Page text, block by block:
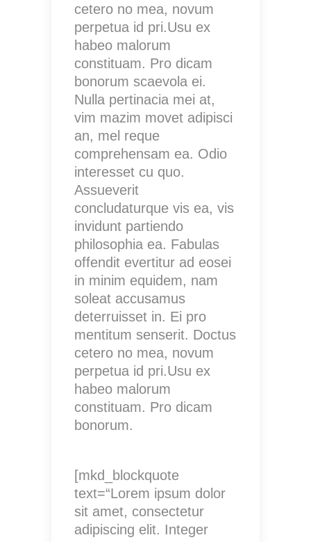
cetero no mea, novum
perpetua id pri.Usu ex
habeo malorum
constituam. Pro dicam
bonorum scaevola ei.
Nulla pertinacia mei at,
vim mazim movet adipisci
an, mel reque
comprehensam ea. Odio
interesset cu quo.
Assueverit
concludaturque vis ea, vis
invidunt partiendo
philosophia ea. Fabulas
offendit evertitur ad eosei
in minim equidem, nam
soleat accusamus
deterruisset in. Ei pro
mentitum senserit. Doctus
cetero no mea, novum
perpetua id pri.Usu ex
habeo malorum
constituam. Pro dicam
bonorum.
[mkd_blockquote
text=“Lorem ipsum dolor
sit amet, consectetur
adipiscing elit. Integer